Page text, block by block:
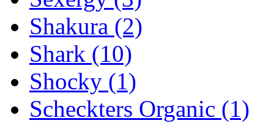
Shakura (2)
Shark (10)
Shocky (1)
Scheckters Organic (1)